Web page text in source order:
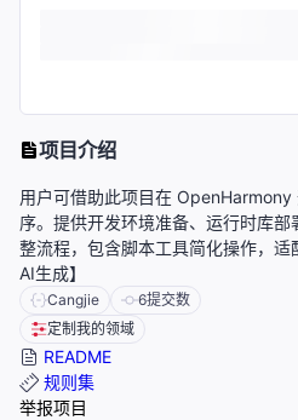
项目介绍
用户可借助此项目在
序。提供开发环境准备、运行时库
整流程，包含脚本工具简化操作，
AI生成】
Cangjie 6提交数
定制我的领域
README
规则集
举报项目